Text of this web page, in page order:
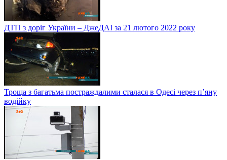
ДТП з доріг України – ДжеДАІ за 21 лютого 2022 року
Троща з багатьма постраждалими сталася в Одесі через п’яну
водійку